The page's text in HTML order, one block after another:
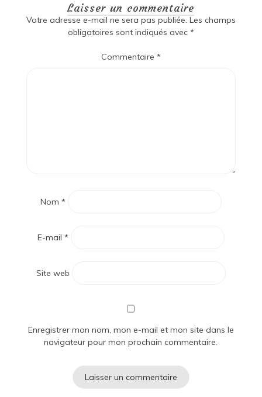
Laisser un commentaire
Votre adresse e-mail ne sera pas publiée. Les champs
obligatoires sont indiqués avec *
Commentaire *
Nom *
E-mail *
Site web
Enregistrer mon nom, mon e-mail et mon site dans le
navigateur pour mon prochain commentaire.